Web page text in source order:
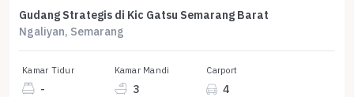
Gudang Strategis di Kic Gatsu Semarang Barat
Ngaliyan, Semarang
Kamar Tidur
-
Kamar Mandi
3
Carport
4